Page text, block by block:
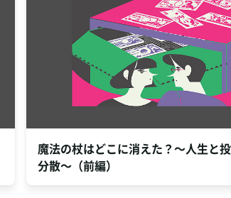
魔法の杖はどこに消えた？～人生と
分散～（前編）